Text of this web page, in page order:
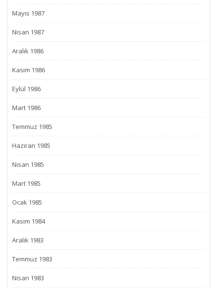
Mayıs 1987
Nisan 1987
Aralık 1986
Kasım 1986
Eylül 1986
Mart 1986
Temmuz 1985
Haziran 1985
Nisan 1985
Mart 1985
Ocak 1985
Kasım 1984
Aralık 1983
Temmuz 1983
Nisan 1983